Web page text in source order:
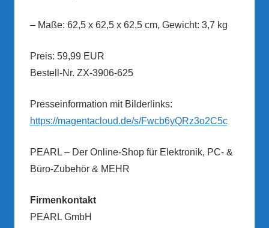
– Maße: 62,5 x 62,5 x 62,5 cm, Gewicht: 3,7 kg
Preis: 59,99 EUR
Bestell-Nr. ZX-3906-625
Presseinformation mit Bilderlinks:
https://magentacloud.de/s/Fwcb6yQRz3o2C5c
PEARL – Der Online-Shop für Elektronik, PC- &
Büro-Zubehör & MEHR
Firmenkontakt
PEARL GmbH